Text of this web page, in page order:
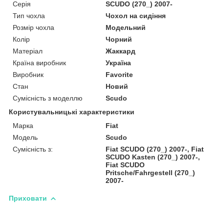
Серія
SCUDO (270_) 2007-
Тип чохла
Чохол на сидіння
Розмір чохла
Модельний
Колір
Чорний
Матеріал
Жаккард
Країна виробник
Україна
Виробник
Favorite
Стан
Новий
Сумісність з моделлю
Scudo
Користувальницькі характеристики
Марка
Fiat
Модель
Scudo
Сумісність з:
Fiat SCUDO (270_) 2007-, Fiat
SCUDO Kasten (270_) 2007-,
Fiat SCUDO
Pritsche/Fahrgestell (270_)
2007-
Приховати